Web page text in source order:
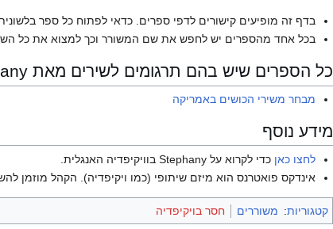
בדף זה מופיעים קישורים לדפי ספרים. כדאי לפתוח כל ספר
בכל אחד מהספרים יש לחפש את שם המשורר וכך למצוא את כל
כל הספרים שיש בהם תרגומים לשירים מאת Stephany
מבחר משירי הכושים באמריקה
מידע נוסף
לחצו כאן כדי לקרוא על Stephany בוויקיפדיה האנגלית.
אינדקס פואטרנס הוא מיזם שיתופי (כמו ויקיפדיה). הקהל מוזמן
קטגוריות: משוררים חסר בויקיפדיה